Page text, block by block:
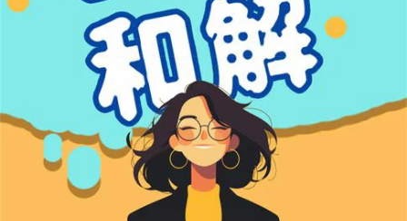
男裝 化妝保養 情趣用品
電子/紙本書
HOT